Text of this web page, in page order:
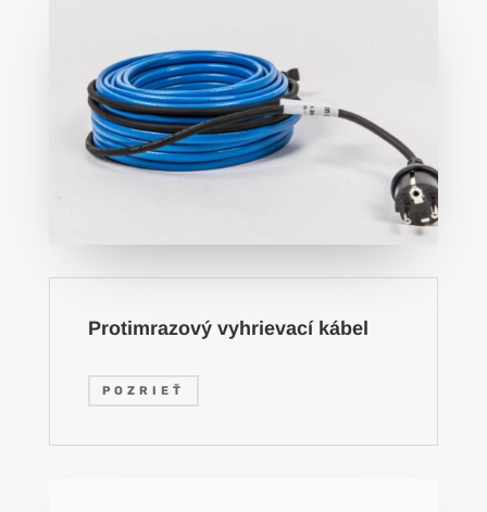
Protimrazový vyhrievací kábel
POZRIEŤ